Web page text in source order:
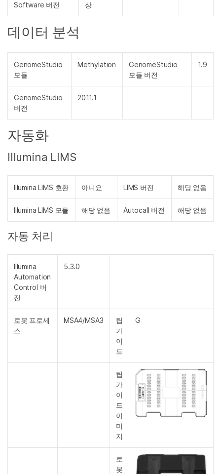
Software 버전
상
데이터 분석
GenomeStudio
모듈
Methylation
GenomeStudio
모듈 버전
1.9
GenomeStudio
버전
2011.1
자동화
Illumina LIMS
Illumina LIMS 호환 아니요 LIMS 버전 해당 없음
Illumina LIMS 모듈 해당 없음 Autocall 버전 해당 없음
자동 처리
Illumina
Automation
Control 버
전
5.3.0
로봇 프로세
스
MSA4/MSA3
팁
가
이
드
G
팁
가
이
드
이
미
지
로
봇